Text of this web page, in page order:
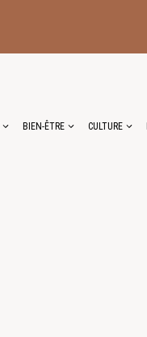
BIEN-ÊTRE CULTURE